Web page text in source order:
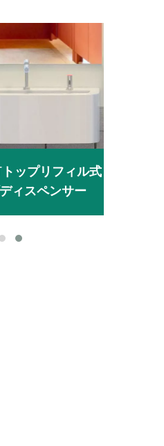
ップリフィル式
スペンサー